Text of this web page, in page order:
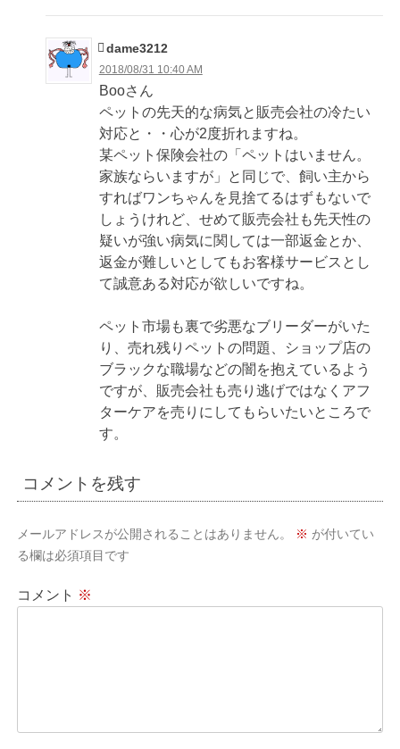
dame3212
2018/08/31 10:40 AM
Booさん
ペットの先天的な病気と販売会社の冷たい
対応と・・心が2度折れますね。
某ペット保険会社の「ペットはいません。
家族ならいますが」と同じで、飼い主から
すればワンちゃんを見捨てるはずもないで
しょうけれど、せめて販売会社も先天性の
疑いが強い病気に関しては一部返金とか、
返金が難しいとしてもお客様サービスとし
て誠意ある対応が欲しいですね。
ペット市場も裏で劣悪なブリーダーがいた
り、売れ残りペットの問題、ショップ店の
ブラックな職場などの闇を抱えているよう
ですが、販売会社も売り逃げではなくアフ
ターケアを売りにしてもらいたいところで
す。
コメントを残す
メールアドレスが公開されることはありません。 ※ が付いてい
る欄は必須項目です
コメント ※